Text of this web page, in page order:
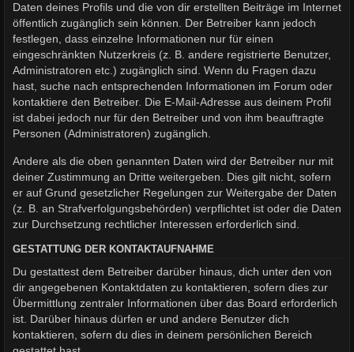
Daten deines Profils und die von dir erstellten Beiträge im Internet
öffentlich zugänglich sein können. Der Betreiber kann jedoch
festlegen, dass einzelne Informationen nur für einen
eingeschränkten Nutzerkreis (z. B. andere registrierte Benutzer,
Administratoren etc.) zugänglich sind. Wenn du Fragen dazu
hast, suche nach entsprechenden Informationen im Forum oder
kontaktiere den Betreiber. Die E-Mail-Adresse aus deinem Profil
ist dabei jedoch nur für den Betreiber und von ihm beauftragte
Personen (Administratoren) zugänglich.
Andere als die oben genannten Daten wird der Betreiber nur mit
deiner Zustimmung an Dritte weitergeben. Dies gilt nicht, sofern
er auf Grund gesetzlicher Regelungen zur Weitergabe der Daten
(z. B. an Strafverfolgungsbehörden) verpflichtet ist oder die Daten
zur Durchsetzung rechtlicher Interessen erforderlich sind.
GESTATTUNG DER KONTAKTAUFNAHME
Du gestattest dem Betreiber darüber hinaus, dich unter den von
dir angegebenen Kontaktdaten zu kontaktieren, sofern dies zur
Übermittlung zentraler Informationen über das Board erforderlich
ist. Darüber hinaus dürfen er und andere Benutzer dich
kontaktieren, sofern du dies in deinem persönlichen Bereich